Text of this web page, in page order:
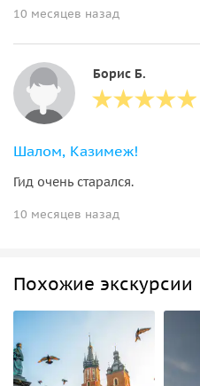
10 месяцев назад
Борис Б.
Шалом, Казимеж!
Гид очень старался.
10 месяцев назад
Похожие экскурсии